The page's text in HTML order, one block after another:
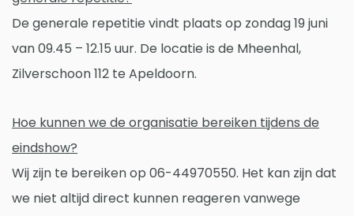
De generale repetitie vindt plaats op zondag 19 juni
van 09.45 – 12.15 uur. De locatie is de Mheenhal,
Zilverschoon 112 te Apeldoorn.
Hoe kunnen we de organisatie bereiken tijdens de
eindshow?
Wij zijn te bereiken op 06-44970550. Het kan zijn dat
we niet altijd direct kunnen reageren vanwege